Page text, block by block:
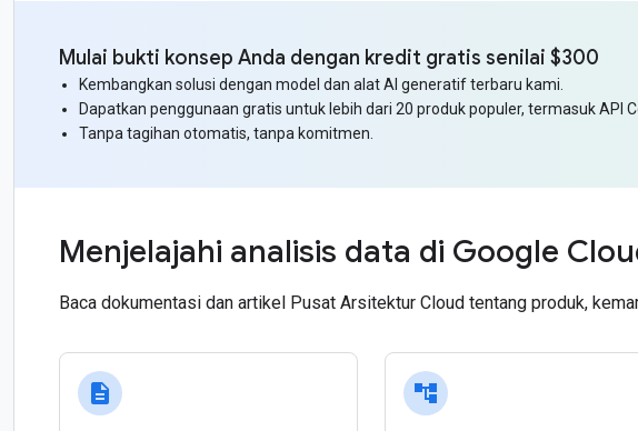
Mulai bukti konsep Anda dengan kredit gratis senilai $300
Kembangkan solusi dengan model dan alat AI generatif terbaru kami.
Dapatkan penggunaan gratis untuk lebih dari 20 produk populer, termasuk API
Tanpa tagihan otomatis, tanpa komitmen.
Menjelajahi analisis data di Google
Baca dokumentasi dan artikel Pusat Arsitektur Cloud tentang produk,
description account_tree